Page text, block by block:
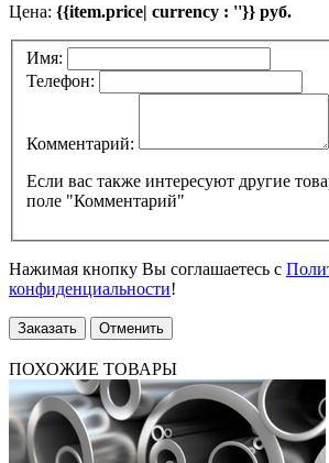
Цена: {{item.price| currency : ''}} руб.
Имя:
Телефон:
Комментарий:
Если вас также интересуют другие
поле "Комментарий"
Нажимая кнопку Вы соглашаетесь с
конфиденциальности!
Заказать Отменить
ПОХОЖИЕ ТОВАРЫ